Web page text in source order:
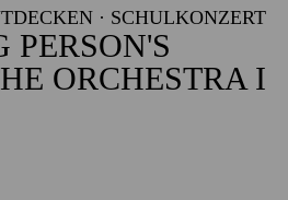
· SCHULKONZERT
PERSON'S
ORCHESTRA I